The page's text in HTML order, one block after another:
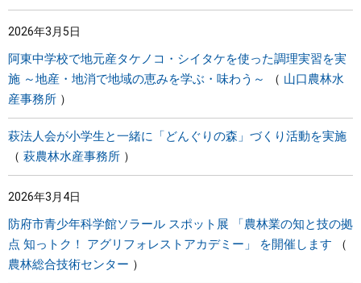
2026年3月5日
阿東中学校で地元産タケノコ・シイタケを使った調理実習を実
施 ～地産・地消で地域の恵みを学ぶ・味わう～
山口農林水
産事務所
萩法人会が小学生と一緒に「どんぐりの森」づくり活動を実施
萩農林水産事務所
2026年3月4日
防府市青少年科学館ソラール スポット展 「農林業の知と技の拠
点 知っトク！ アグリフォレストアカデミー」 を開催します
農林総合技術センター